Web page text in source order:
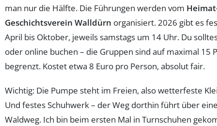
man nur die Hälfte. Die Führungen werden vom
Geschichtsverein Walldürn organisiert. 2026 gibt es
April bis Oktober, jeweils samstags um 14 Uhr. Du
oder online buchen – die Gruppen sind auf maximal 15
begrenzt. Kostet etwa 8 Euro pro Person, absolut fair.
Wichtig: Die Pumpe steht im Freien, also wetterfeste
Und festes Schuhwerk – der Weg dorthin führt über
Waldweg. Ich bin beim ersten Mal in Turnschuhen